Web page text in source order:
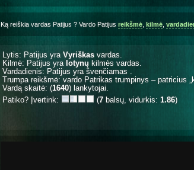
Ką reiškia vardas Patijus ? Vardo Patijus reikšmė kilmė
Lytis: Patijus yra Vyriškas vardas.
Kilmė: Patijus yra lotynų kilmės vardas.
Vardadienis: Patijus yra švenčiamas
Trumpa reikšmė: vardo Patrikas trumpinys – patricius
Vardą skaitė: (1640) lankytojai.
Patiko? Įvertink:
(7 balsų, vidurkis: 1.86)